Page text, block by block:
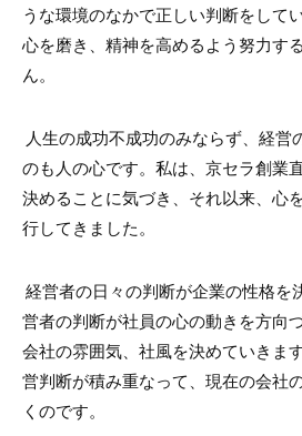
うな環境のなかで正しい判断をして
心を磨き、精神を高めるよう努力す
ん。
人生の成功不成功のみならず、経営
のも人の心です。私は、京セラ創業
決めることに気づき、それ以来、心
行してきました。
経営者の日々の判断が企業の性格を
営者の判断が社員の心の動きを方向
会社の雰囲気、社風を決めていきま
営判断が積み重なって、現在の会社
くのです。